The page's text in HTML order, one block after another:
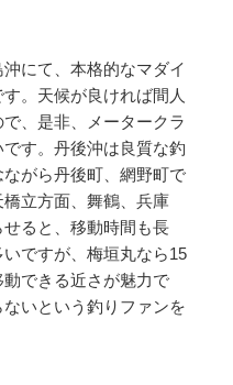
にて、本格的なマダイ
。天候が良ければ間人
、是非、メータークラ
す。丹後沖は良質な釣
がら丹後町、網野町で
立方面、舞鶴、兵庫
ると、移動時間も長
ですが、梅垣丸なら15
できる近さが魅力で
いという釣りファンを